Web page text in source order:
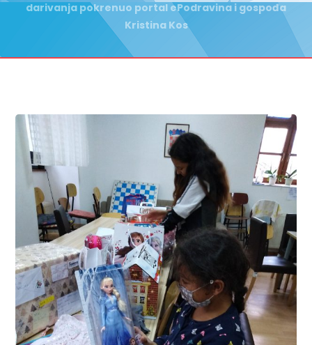
darivanja pokrenuo portal ePodravina i gospođa
Kristina Kos